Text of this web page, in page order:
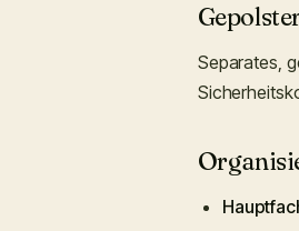
Separates,